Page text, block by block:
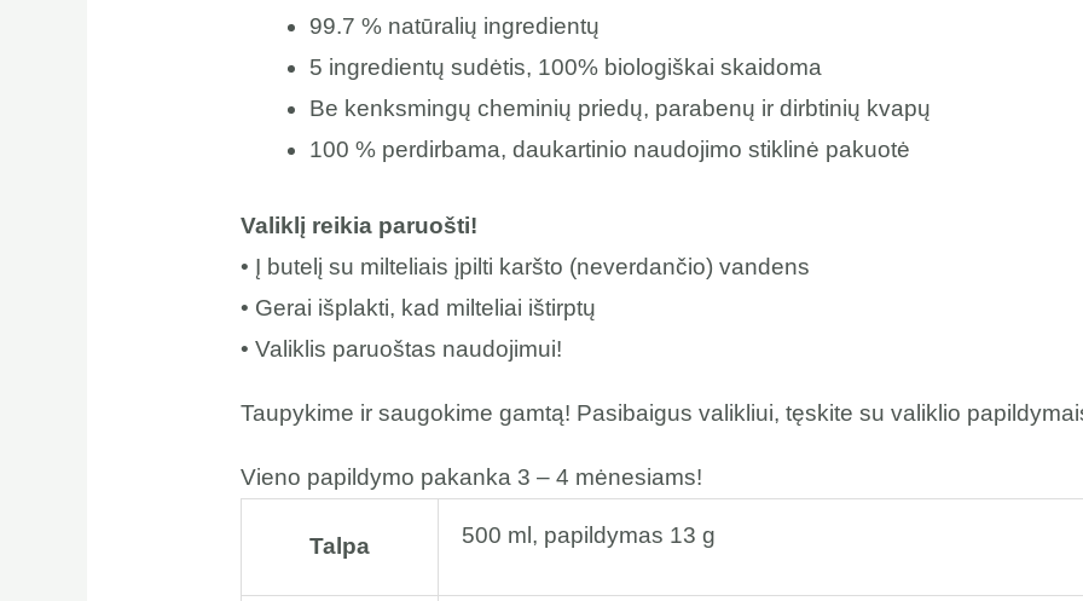
99.7 % natūralių ingredientų
5 ingredientų sudėtis, 100% biologiškai skaidoma
Be kenksmingų cheminių priedų, parabenų ir dirbtinių kvapų
100 % perdirbama, daukartinio naudojimo stiklinė pakuotė
Valiklį reikia paruošti!
• Į butelį su milteliais įpilti karšto (neverdančio) vandens
• Gerai išplakti, kad milteliai ištirptų
• Valiklis paruoštas naudojimui!
Taupykime ir saugokime gamtą! Pasibaigus valikliui, tęskite su valiklio
Vieno papildymo pakanka 3 – 4 mėnesiams!
Talpa 500 ml, papildymas 13 g